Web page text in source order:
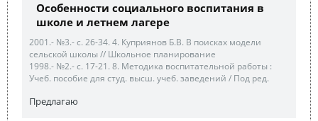
Особенности социального воспитания в
школе и летнем лагере
2001.- №3.- с. 26-34. 4. Куприянов Б.В. В поисках модели
сельской школы // Школьное планирование
1998.- №2.- с. 17-21. 8. Методика воспитательной работы :
Учеб. пособие для студ. высш. учеб. заведений / Под ред.
Предлагаю